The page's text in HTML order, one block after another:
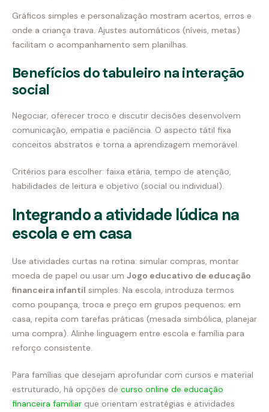
Gráficos simples e personalização mostram acertos, erros e
onde a criança trava. Ajustes automáticos (níveis, metas)
facilitam o acompanhamento sem planilhas.
Benefícios do tabuleiro na interação
social
Negociar, oferecer troco e discutir decisões desenvolvem
comunicação, empatia e paciência. O aspecto tátil fixa
conceitos abstratos e torna a aprendizagem memorável.
Critérios para escolher: faixa etária, tempo de atenção,
habilidades de leitura e objetivo (social ou individual).
Integrando a atividade lúdica na
escola e em casa
Use atividades curtas na rotina: simular compras, montar
moeda de papel ou usar um Jogo educativo de educação
financeira infantil simples. Na escola, introduza termos
como poupança, troca e preço em grupos pequenos; em
casa, repita com tarefas práticas (mesada simbólica, planejar
uma compra). Alinhe linguagem entre escola e família para
reforço consistente.
Para famílias que desejam aprofundar com cursos e material
estruturado, há opções de curso online de educação
financeira familiar que orientam estratégias e atividades